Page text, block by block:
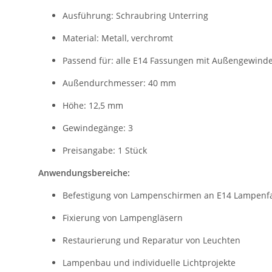
Ausführung: Schraubring Unterring
Material: Metall, verchromt
Passend für: alle E14 Fassungen mit Außengewinde
Außendurchmesser: 40 mm
Höhe: 12,5 mm
Gewindegänge: 3
Preisangabe: 1 Stück
Anwendungsbereiche:
Befestigung von Lampenschirmen an E14
Fixierung von Lampengläsern
Restaurierung und Reparatur von Leuchten
Lampenbau und individuelle Lichtprojekte